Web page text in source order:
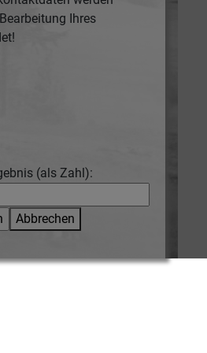
Ihres
(als Zahl):
Abbrechen